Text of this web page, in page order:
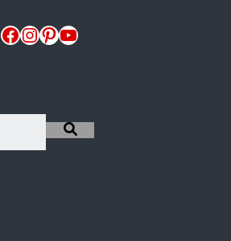
Facebook
Instagram
Pinterest
YouTube